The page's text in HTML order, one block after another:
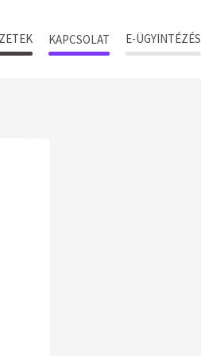
KAPCSOLAT E-ÜGYINTÉZÉS